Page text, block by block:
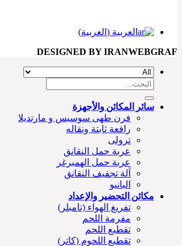
العربية ( العربية)
DESIGNED BY IRANWEBGRAF
سائر المكائن والأجهزة
فرن طهی سوسیس و مارتديلا
رافعة ثابتة ونقاله
ترولی
عربة حمل النقانق
عربة حمل الهمبرغر
آلة تجفيف النقانق
البانيو
مكائن التحضير والإعداد
تفريغ الهواء (تامبلر)
مفرمة اللحم
تقطيع اللحم
تقطيع اللحوم (کاتر)